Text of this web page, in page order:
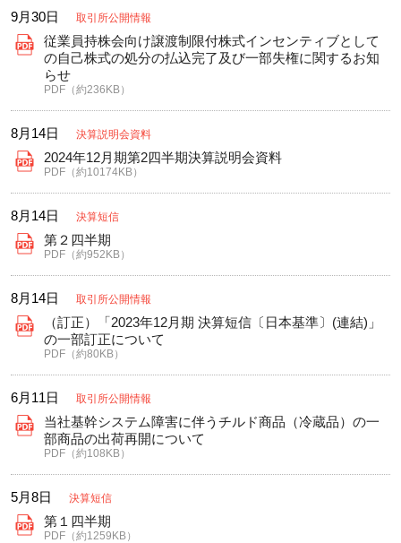
9月30日 取引所公開情報
従業員持株会向け譲渡制限付株式インセンティブとして
の自己株式の処分の払込完了及び一部失権に関するお知
らせ
PDF（約236KB）
8月14日 決算説明会資料
2024年12月期第2四半期決算説明会資料
PDF（約10174KB）
8月14日 決算短信
第２四半期
PDF（約952KB）
8月14日 取引所公開情報
（訂正）「2023年12月期 決算短信〔日本基準〕(連結)」
の一部訂正について
PDF（約80KB）
6月11日 取引所公開情報
当社基幹システム障害に伴うチルド商品（冷蔵品）の一
部商品の出荷再開について
PDF（約108KB）
5月8日 決算短信
第１四半期
PDF（約1259KB）